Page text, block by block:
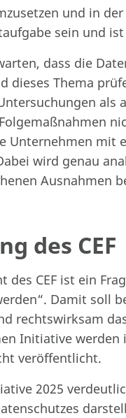
und in
sein und
dass die
dieses Thema
als
Unternehmen mit
wird genau
Ausnahmen
des CEF
des CEF ist ein
Damit soll
rechtswirksam
Initiative werden
veröffentlicht.
2025